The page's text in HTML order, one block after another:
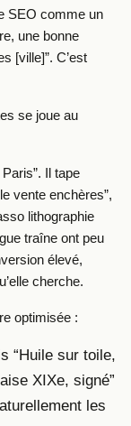
SEO comme un
une bonne
[ville]”. C’est
se joue au
Il tape
vente enchères”,
lithographie
traîne ont peu
élevé,
cherche.
optimisée :
“Huile sur toile,
XIXe, signé”
les